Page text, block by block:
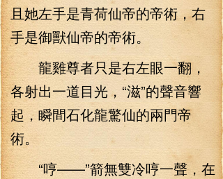
且她左手是青荷仙帝的帝術，右
手是御獸仙帝的帝術。
龍雞尊者只是右左眼一翻，
各射出一道目光，“滋”的聲音響
起，瞬間石化龍驚仙的兩門帝
術。
“哼——”箭無雙冷哼一聲，在